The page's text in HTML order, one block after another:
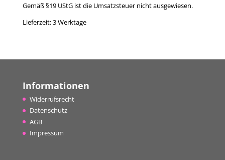
Gemäß §19 UStG ist die Umsatzsteuer nicht ausgewiesen.
Lieferzeit:3 Werktage
Informationen
Widerrufsrecht
Datenschutz
AGB
Impressum